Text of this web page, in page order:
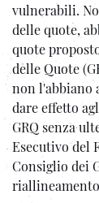
vulnerabili.
delle quote,
quote
delle Quote
non l'abbiano
dare effetto
GRQ senza
Esecutivo del
Consiglio dei